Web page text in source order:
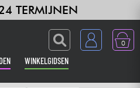
TERMIJNEN
0
WINKELGIDSEN